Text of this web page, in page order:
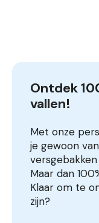
Ontdek
vallen!
Met onze
je gewoon
versgebakken
Maar dan
Klaar om te
zijn?